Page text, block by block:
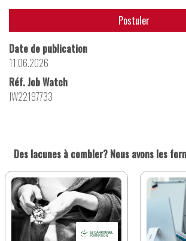
Postuler
Date de publication
11.06.2026
Réf. Job Watch
JW22197733
Des lacunes à combler? Nous avons les